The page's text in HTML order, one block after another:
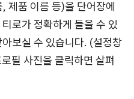
제품 이름 등)을 단어장에
로가 정확하게 들을 수 있
보실 수 있습니다. (설정창
필 사진을 클릭하면 살펴